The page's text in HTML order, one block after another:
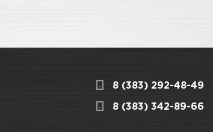
КАРТА ПРОЕЗДА И КОНТАКТЫ
8 (383) 292-48-49
8 (383) 342-89-66